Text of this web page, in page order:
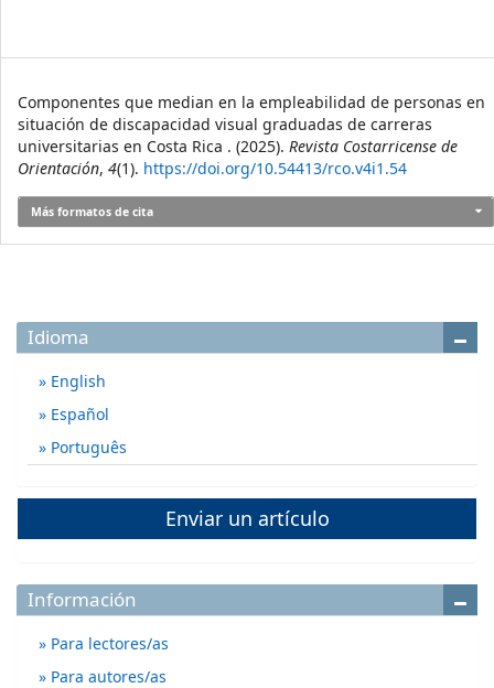
Componentes que median en la empleabilidad de personas en
situación de discapacidad visual graduadas de carreras
universitarias en Costa Rica . (2025). Revista Costarricense de
Orientación, 4(1). https://doi.org/10.54413/rco.v4i1.54
Más formatos de cita
Idioma
English
Español
Português
Enviar un artículo
Información
Para lectores/as
Para autores/as